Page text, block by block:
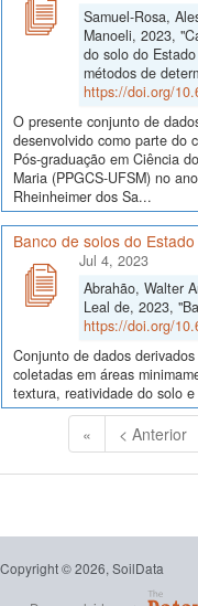
Samuel-Rosa,
Manoeli, 2023,
do solo do
métodos de
https://doi.org/
O presente conjunto de
desenvolvido como parte do
Pós-graduação em Ciência
Maria (PPGCS-UFSM) no
Rheinheimer dos Sa...
Banco de solos do
Jul 4, 2023
Abrahão, Walter
Leal de, 2023,
https://doi.org/
Conjunto de dados
coletadas em áreas
textura, reatividade do solo
« < Anterior
Copyright © 2026, SoilData